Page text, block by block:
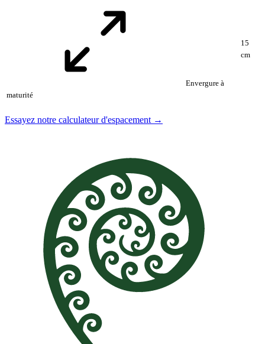
Envergure à
maturité
15
cm
Essayez notre calculateur d'espacement →